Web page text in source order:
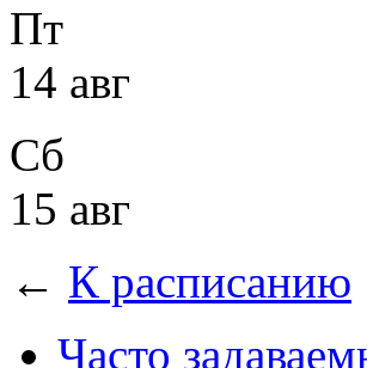
Пт
14 авг
Сб
15 авг
← К расписанию
Часто